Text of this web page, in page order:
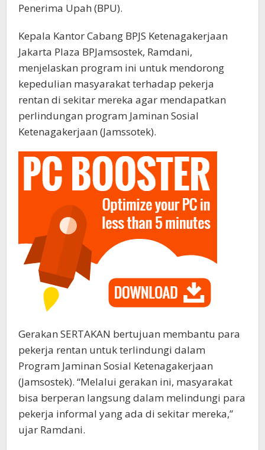
Penerima Upah (BPU).
Kepala Kantor Cabang BPJS Ketenagakerjaan
Jakarta Plaza BPJamsostek, Ramdani,
menjelaskan program ini untuk mendorong
kepedulian masyarakat terhadap pekerja
rentan di sekitar mereka agar mendapatkan
perlindungan program Jaminan Sosial
Ketenagakerjaan (Jamssotek).
Gerakan SERTAKAN bertujuan membantu para
pekerja rentan untuk terlindungi dalam
Program Jaminan Sosial Ketenagakerjaan
(Jamsostek). “Melalui gerakan ini, masyarakat
bisa berperan langsung dalam melindungi para
pekerja informal yang ada di sekitar mereka,”
ujar Ramdani.